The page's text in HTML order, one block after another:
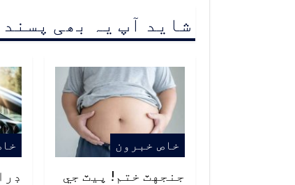
شاید آپ یہ بھی
خاص خبرون
جنجهٽ ختم! پيٽ جي